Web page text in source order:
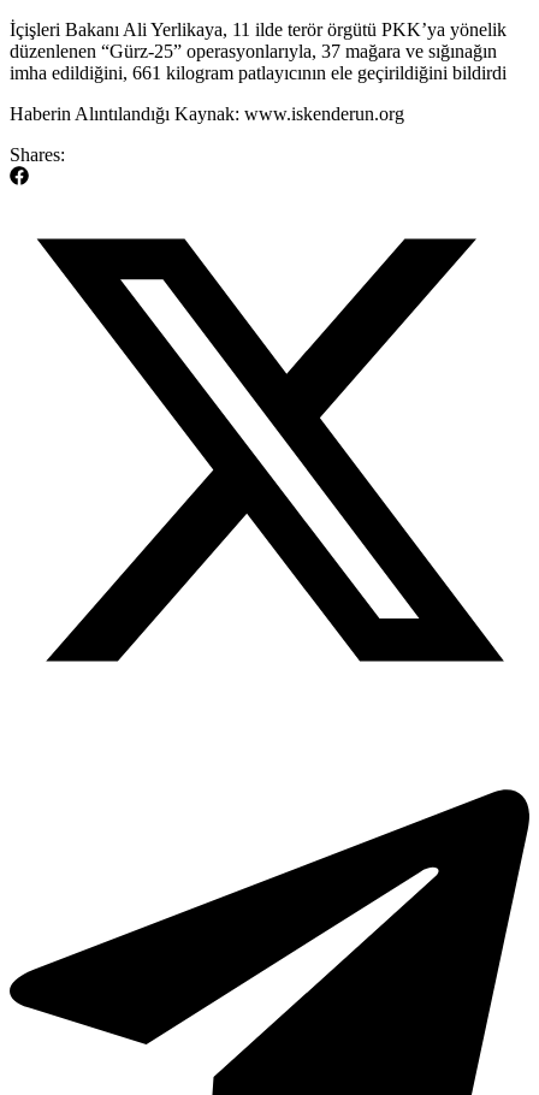
​İçişleri Bakanı Ali Yerlikaya, 11 ilde terör örgütü PKK’ya yönelik
düzenlenen “Gürz-25” operasyonlarıyla, 37 mağara ve sığınağın
imha edildiğini, 661 kilogram patlayıcının ele geçirildiğini bildirdi
​Haberin Alıntılandığı Kaynak: www.iskenderun.org
Shares: